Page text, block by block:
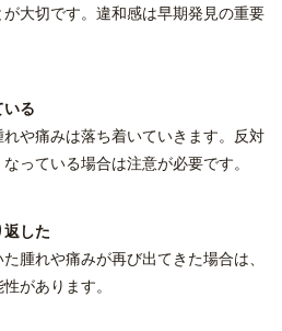
大切です。違和感は早期発見の重要
る
や痛みは落ち着いていきます。反対
っている場合は注意が必要です。
した
腫れや痛みが再び出てきた場合は、
があります。